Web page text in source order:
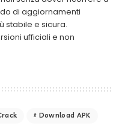
di aggiornamenti
stabile e sicura.
ufficiali e non
Download APK